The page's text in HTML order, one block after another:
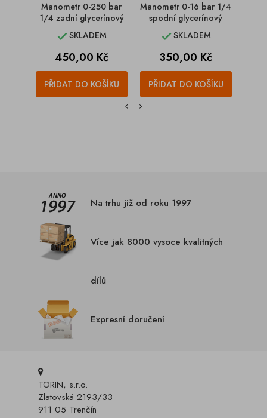
Manometr 0-250 bar
1/4 zadní glycerínový
SKLADEM
Cena
450,00 Kč
PŘIDAT DO KOŠÍKU
Manometr 0-16 bar 1/4
spodní glycerínový
SKLADEM
Cena
350,00 Kč
PŘIDAT DO KOŠÍKU
Na trhu již od roku 1997
Více jak 8000 vysoce kvalitných
dílů
Expresní doručení
TORIN, s.r.o.
Zlatovská 2193/33
911 05 Trenčín